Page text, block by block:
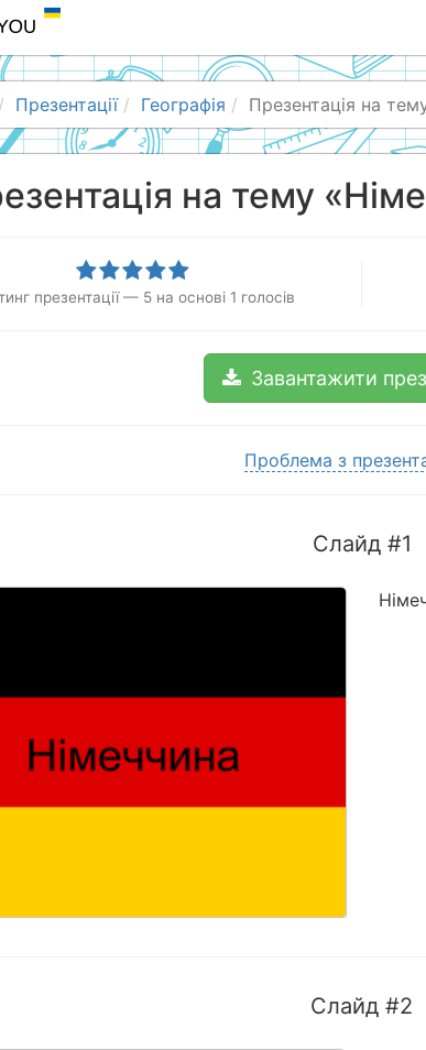
Презентації Географія Презентація на
на тему
презентації — 5 на основі 1 голосів
Завантажити
Проблема з
Слайд #1
Слайд #2